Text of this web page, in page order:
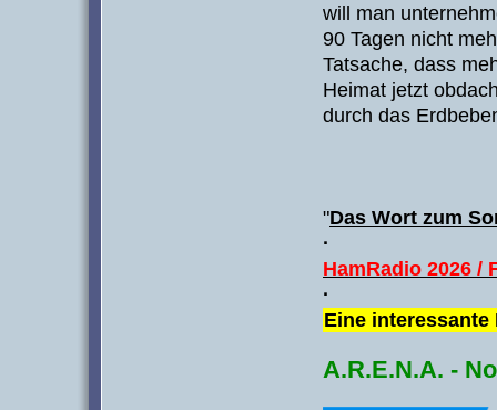
will man
90 Tagen nicht
Tatsache, dass
Heimat jetzt
durch das
"Das Wort zum
·
HamRadio 2026 /
·
Eine
A.R.E.N.A. -